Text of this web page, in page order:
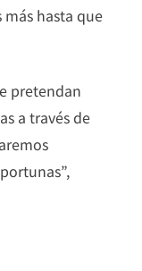
hasta que
pretendan
a través de